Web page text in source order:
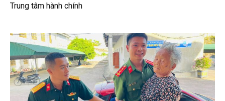
Trung tâm hành chính